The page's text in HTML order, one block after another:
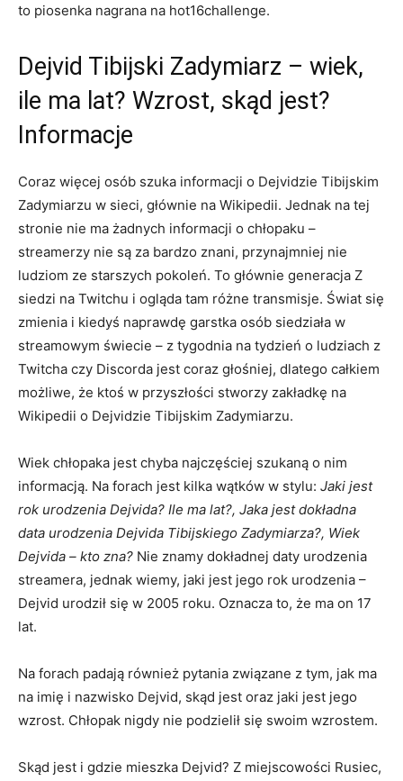
to piosenka nagrana na hot16challenge.
Dejvid Tibijski Zadymiarz – wiek,
ile ma lat? Wzrost, skąd jest?
Informacje
Coraz więcej osób szuka informacji o Dejvidzie Tibijskim
Zadymiarzu w sieci, głównie na Wikipedii. Jednak na tej
stronie nie ma żadnych informacji o chłopaku –
streamerzy nie są za bardzo znani, przynajmniej nie
ludziom ze starszych pokoleń. To głównie generacja Z
siedzi na Twitchu i ogląda tam różne transmisje. Świat się
zmienia i kiedyś naprawdę garstka osób siedziała w
streamowym świecie – z tygodnia na tydzień o ludziach z
Twitcha czy Discorda jest coraz głośniej, dlatego całkiem
możliwe, że ktoś w przyszłości stworzy zakładkę na
Wikipedii o Dejvidzie Tibijskim Zadymiarzu.
Wiek chłopaka jest chyba najczęściej szukaną o nim
informacją. Na forach jest kilka wątków w stylu: Jaki jest
rok urodzenia Dejvida? Ile ma lat?, Jaka jest dokładna
data urodzenia Dejvida Tibijskiego Zadymiarza?, Wiek
Dejvida – kto zna? Nie znamy dokładnej daty urodzenia
streamera, jednak wiemy, jaki jest jego rok urodzenia –
Dejvid urodził się w 2005 roku. Oznacza to, że ma on 17
lat.
Na forach padają również pytania związane z tym, jak ma
na imię i nazwisko Dejvid, skąd jest oraz jaki jest jego
wzrost. Chłopak nigdy nie podzielił się swoim wzrostem.
Skąd jest i gdzie mieszka Dejvid? Z miejscowości Rusiec,